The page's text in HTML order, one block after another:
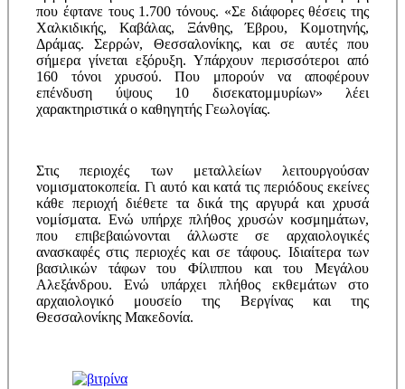
που έφτανε τους 1.700 τόνους. «Σε διάφορες θέσεις της
Χαλκιδικής, Καβάλας, Ξάνθης, Έβρου, Κομοτηνής,
Δράμας. Σερρών, Θεσσαλονίκης, και σε αυτές που
σήμερα γίνεται εξόρυξη. Υπάρχουν περισσότεροι από
160 τόνοι χρυσού. Που μπορούν να αποφέρουν
επένδυση ύψους 10 δισεκατομμυρίων» λέει
χαρακτηριστικά ο καθηγητής Γεωλογίας.
Στις περιοχές των μεταλλείων λειτουργούσαν
νομισματοκοπεία. Γι αυτό και κατά τις περιόδους εκείνες
κάθε περιοχή διέθετε τα δικά της αργυρά και χρυσά
νομίσματα. Ενώ υπήρχε πλήθος χρυσών κοσμημάτων,
που επιβεβαιώνονται άλλωστε σε αρχαιολογικές
ανασκαφές στις περιοχές και σε τάφους. Ιδιαίτερα των
βασιλικών τάφων του Φίλιππου και του Μεγάλου
Αλεξάνδρου. Ενώ υπάρχει πλήθος εκθεμάτων στο
αρχαιολογικό μουσείο της Βεργίνας και της
Θεσσαλονίκης Μακεδονία.